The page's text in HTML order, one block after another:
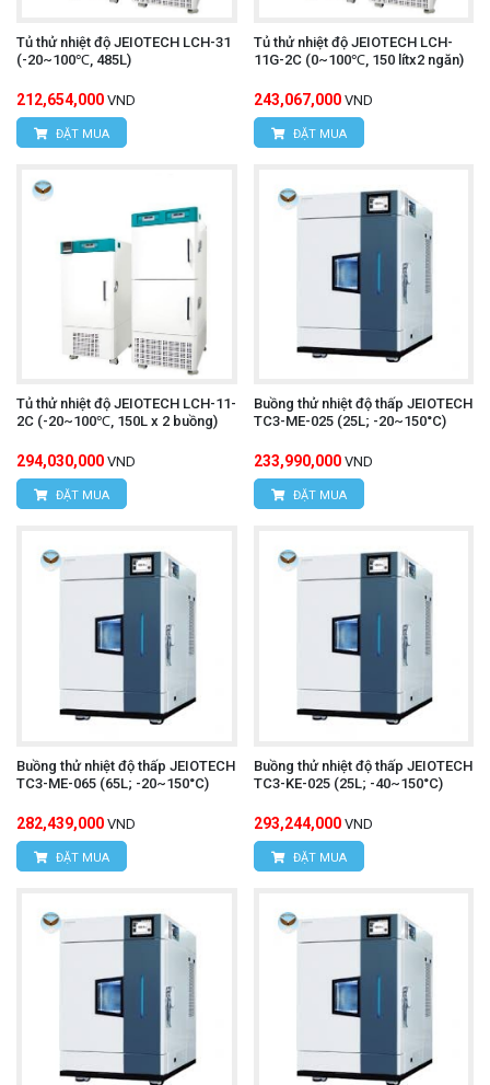
Tủ thử nhiệt độ JEIOTECH LCH-31
(-20~100℃, 485L)
212,654,000 VND
ĐẶT MUA
Tủ thử nhiệt độ JEIOTECH LCH-
11G-2C (0~100℃, 150 lítx2 ngăn)
243,067,000 VND
ĐẶT MUA
Tủ thử nhiệt độ JEIOTECH LCH-11-
2C (-20~100℃, 150L x 2 buồng)
294,030,000 VND
ĐẶT MUA
Buồng thử nhiệt độ thấp JEIOTECH
TC3-ME-025 (25L; -20~150°C)
233,990,000 VND
ĐẶT MUA
Buồng thử nhiệt độ thấp JEIOTECH
TC3-ME-065 (65L; -20~150°C)
282,439,000 VND
ĐẶT MUA
Buồng thử nhiệt độ thấp JEIOTECH
TC3-KE-025 (25L; -40~150°C)
293,244,000 VND
ĐẶT MUA